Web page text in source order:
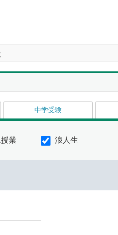
中学受験
業 浪人生